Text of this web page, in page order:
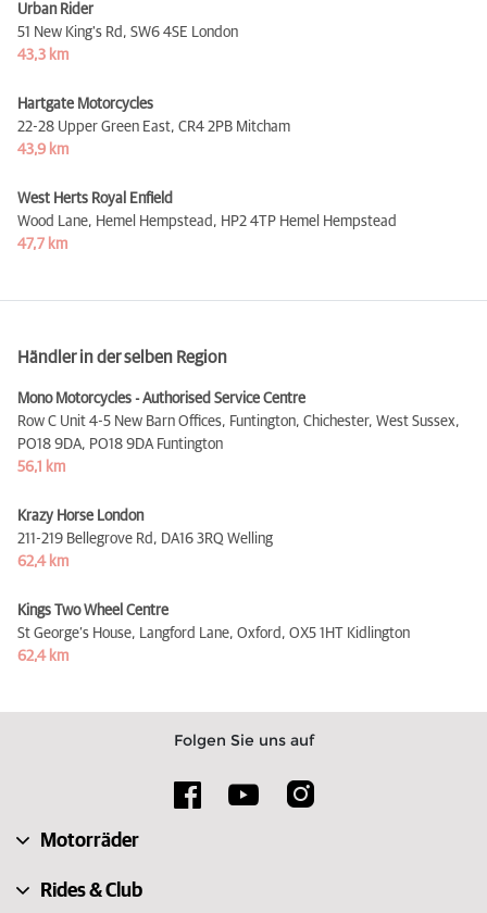
Urban Rider
51 New King's Rd, SW6 4SE London
43,3 km
Hartgate Motorcycles
22-28 Upper Green East, CR4 2PB Mitcham
43,9 km
West Herts Royal Enfield
Wood Lane, Hemel Hempstead, HP2 4TP Hemel Hempstead
47,7 km
Händler in der selben Region
Mono Motorcycles - Authorised Service Centre
Row C Unit 4-5 New Barn Offices, Funtington, Chichester, West Sussex,
PO18 9DA, PO18 9DA Funtington
56,1 km
Krazy Horse London
211-219 Bellegrove Rd, DA16 3RQ Welling
62,4 km
Kings Two Wheel Centre
St George’s House, Langford Lane, Oxford, OX5 1HT Kidlington
62,4 km
Folgen Sie uns auf
Motorräder
Rides & Club